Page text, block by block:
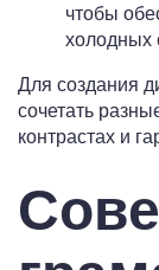
чтобы
холодных
Для создания
сочетать
контрастах и